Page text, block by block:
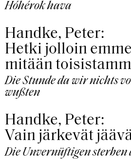
Hóhérok hava
Handke, Peter:
Hetki jolloin
mitään
Die Stunde da wir nichts
wußten
Handke, Peter:
Vain järkevät
Die Unvernüftigen sterben